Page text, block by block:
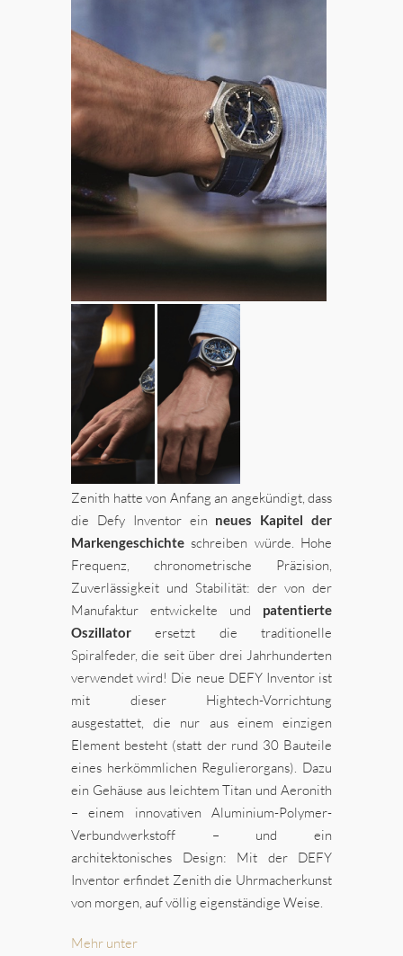
Zenith hatte von Anfang an angekündigt, dass
die Defy Inventor ein neues Kapitel der
Markengeschichte schreiben würde. Hohe
Frequenz, chronometrische Präzision,
Zuverlässigkeit und Stabilität: der von der
Manufaktur entwickelte und patentierte
Oszillator ersetzt die traditionelle
Spiralfeder, die seit über drei Jahrhunderten
verwendet wird! Die neue DEFY Inventor ist
mit dieser Hightech-Vorrichtung
ausgestattet, die nur aus einem einzigen
Element besteht (statt der rund 30 Bauteile
eines herkömmlichen Regulierorgans). Dazu
ein Gehäuse aus leichtem Titan und Aeronith
– einem innovativen Aluminium-Polymer-
Verbundwerkstoff – und ein
architektonisches Design: Mit der DEFY
Inventor erfindet Zenith die Uhrmacherkunst
von morgen, auf völlig eigenständige Weise.
Mehr unter